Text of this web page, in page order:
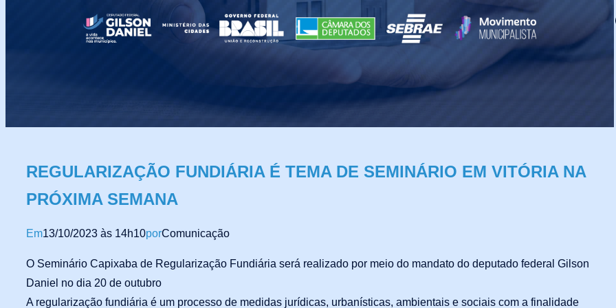
REGULARIZAÇÃO FUNDIÁRIA É TEMA DE SEMINÁRIO EM VITÓRIA NA
PRÓXIMA SEMANA
Em13/10/2023 às 14h10porComunicação
O Seminário Capixaba de Regularização Fundiária será realizado por meio do mandato do deputado federal Gilson
Daniel no dia 20 de outubro
A regularização fundiária é um processo de medidas jurídicas, urbanísticas, ambientais e sociais com a finalidade